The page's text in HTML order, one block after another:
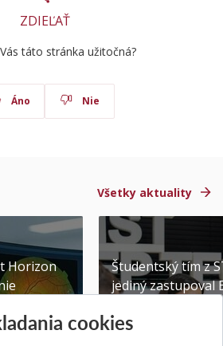
ZDIEĽAŤ
táto stránka užitočná?
Áno Nie
Všetky aktuality
Horizon
Študentský tím z
jediný zastupoval
Publikované
cookies